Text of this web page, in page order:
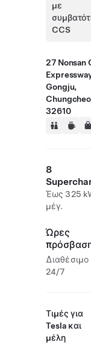
με
CCS
27 Nonsan
Gongju,
32610
8
Έως 325
μέγ.
Ώρες
Διαθέσιμο
24/7
Τιμές για
Tesla και
μέλη